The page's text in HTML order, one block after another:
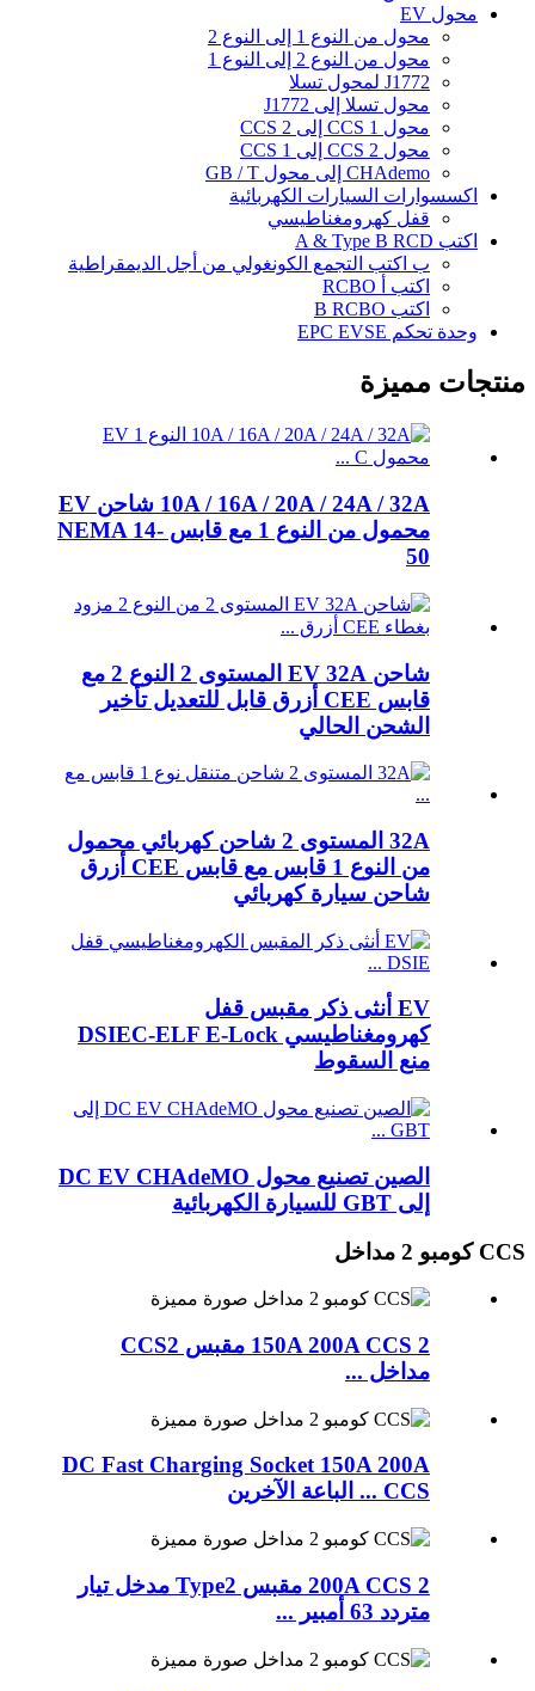
محول EV
محول من النوع 1 إلى النوع 2
محول من النوع 2 إلى النوع 1
J1772 لمحول تسلا
محول تسلا إلى J1772
محول CCS 1 إلى CCS 2
محول CCS 2 إلى CCS 1
CHAdemo إلى محول GB / T
اكسسوارات السيارات الكهربائية
قفل كهرومغناطيسي
اكتب A & Type B RCD
ب اكتب التجمع الكونغولي من أجل الديمقراطية
اكتب أ RCBO
اكتب B RCBO
وحدة تحكم EPC EVSE
منتجات مميزة
10A / 16A / 20A / 24A / 32A شاحن EV
محمول من النوع 1 مع قابس NEMA 14-
50
شاحن EV 32A المستوى 2 النوع 2 مع
قابس CEE أزرق قابل للتعديل تأخير
الشحن الحالي
32A المستوى 2 شاحن كهربائي محمول
من النوع 1 قابس مع قابس CEE أزرق
شاحن سيارة كهربائي
EV أنثى ذكر مقبس قفل
كهرومغناطيسي DSIEC-ELF E-Lock
منع السقوط
الصين تصنيع محول DC EV CHAdeMO
إلى GBT للسيارة الكهربائية
CCS كومبو 2 مداخل
150A 200A CCS 2 مقبس CCS2
مداخل ...
DC Fast Charging Socket 150A 200A
CCS ... الباعة الآخرين
200A CCS 2 مقبس Type2 مدخل تيار
متردد 63 أمبير ...